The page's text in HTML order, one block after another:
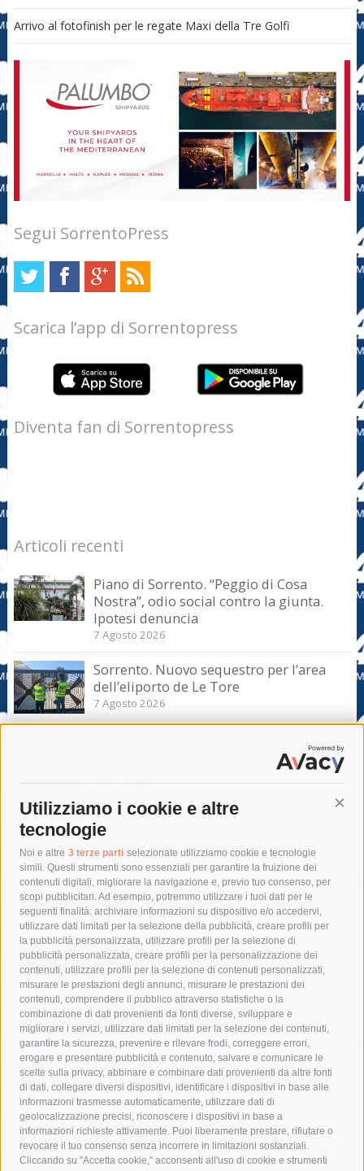
Utilizziamo i cookie e altre
tecnologie
Noi e altre 3 terze parti selezionate utilizziamo cookie e tecnologie
simili. Questi strumenti sono essenziali per garantire la fruizione dei
contenuti digitali, migliorare la navigazione e, previo tuo consenso, per
scopi pubblicitari. Ad esempio, potremmo utilizzare i tuoi dati per le
seguenti finalità: archiviare informazioni su dispositivo e/o accedervi,
utilizzare dati limitati per la selezione della pubblicità, creare profili per
la pubblicità personalizzata, utilizzare profili per la selezione di
pubblicità personalizzata, creare profili per la personalizzazione dei
contenuti, utilizzare profili per la selezione di contenuti personalizzati,
misurare le prestazioni degli annunci, misurare le prestazioni dei
contenuti, comprendere il pubblico attraverso statistiche o la
combinazione di dati provenienti da fonti diverse, sviluppare e
migliorare i servizi, utilizzare dati limitati per la selezione dei contenuti,
garantire la sicurezza, prevenire e rilevare frodi, correggere errori,
erogare e presentare pubblicità e contenuto, salvare e comunicare le
scelte sulla privacy, abbinare e combinare dati provenienti da altre fonti
di dati, collegare diversi dispositivi, identificare i dispositivi in base alle
informazioni trasmesse automaticamente, utilizzare dati di
geolocalizzazione precisi, riconoscere i dispositivi in base a
informazioni richieste attivamente. Puoi liberamente prestare, rifiutare o
revocare il tuo consenso senza incorrere in limitazioni sostanziali.
Cliccando su "Accetta cookie," acconsenti all'uso di cookie e strumenti
Arrivo al fotofinish per le regate Maxi della Tre Golfi
Segui SorrentoPress
Scarica l’app di Sorrentopress
Diventa fan di Sorrentopress
Articoli recenti
Piano di Sorrento. “Peggio di Cosa
Nostra”, odio social contro la giunta.
Ipotesi denuncia
7 Agosto 2026
Sorrento. Nuovo sequestro per l’area
dell’eliporto de Le Tore
7 Agosto 2026
Sorrento. Aggredisce sessualmente una
turista e le strappa il portafogli, fermato
dai carabinieri
Tag
acqua allerta meteo
anas
area marina protetta di punta campanella
arresto
Asl Napoli 3 sud
capitaneria di porto capri
carabinieri
castellammare di stabia
circumvesuviana
comune di sorrento
concerto
contagi
costiera amalfitana
covid-19 eav
elezioni
fondazione sorrento
gori guardia costiera
incidente
lavori
lorenzo balducelli mare
massa lubrense
massimo coppola
Meta napoli
ordinanza
penisola sorrentina
piano di sorrento
polizia municipale
protezione civile
Regione Campania
sant'agnello
sindaco cuomo
sorrento studenti temporali treni